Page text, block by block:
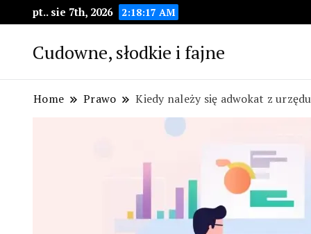
pt.. sie 7th, 2026 2:18:18 AM
Cudowne, słodkie i fajne
Home Prawo Kiedy należy się adwokat z